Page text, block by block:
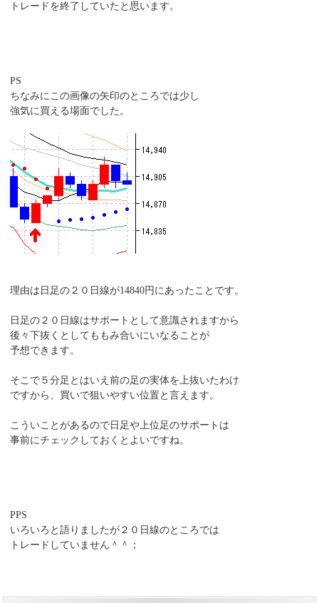
トレードを終了していたと思います。
PS
ちなみにこの画像の矢印のところでは少し
強気に買える場面でした。
理由は日足の２０日線が14840円にあったことです。
日足の２０日線はサポートとして意識されますから
後々下抜くとしてももみ合いにいなることが
予想できます。
そこで５分足とはいえ前の足の実体を上抜いたわけ
ですから、買いで狙いやすい位置と言えます。
こういことがあるので日足や上位足のサポートは
事前にチェックしておくとよいですね。
PPS
いろいろと語りましたが２０日線のところでは
トレードしていません＾＾；